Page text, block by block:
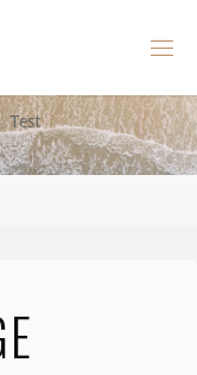
Test